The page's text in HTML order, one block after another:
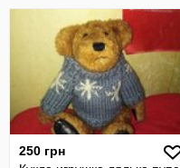
250 грн